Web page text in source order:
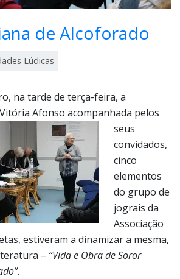
de Alcoforado
Lúdicas
na tarde de terça-feira, a
Afonso acompanhada pelos
seus
convidados,
cinco
elementos
do grupo de
jograis da
Associação
estiveram a dinamizar a mesma,
– “Vida e Obra de Soror